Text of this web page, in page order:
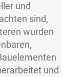
und
sind,
wurden
und